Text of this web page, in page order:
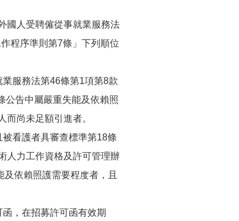
國人受聘僱從事就業服務法
程序準則第7條」下列順位
業服務法第46條第1項第8款
公告中屬嚴重失能及依賴照
尚未足額引進者。
看護者具審查標準第18條
人力工作資格及許可管理辦
依賴照護需要程度者，且
，在招募許可函有效期